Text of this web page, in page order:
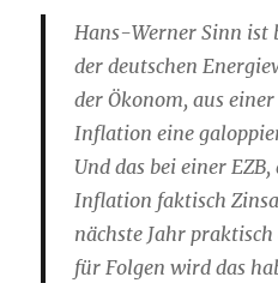
Hans-Werner Sinn
der deutschen
der Ökonom, aus
Inflation eine
Und das bei einer
Inflation faktisch
nächste Jahr praktisch
für Folgen wird das